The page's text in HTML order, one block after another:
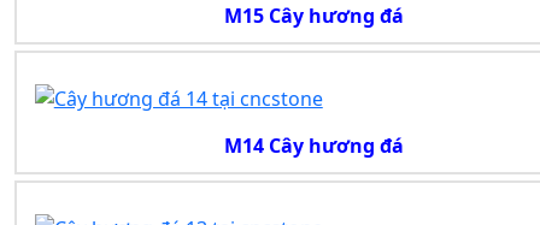
M15 Cây hương đá
M14 Cây hương đá